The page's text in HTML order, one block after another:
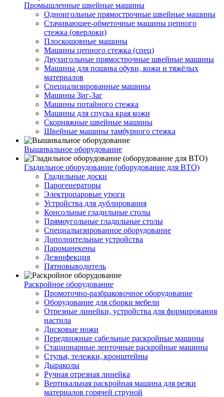
Промышленные швейные машины
Одноигольные прямострочные швейные машины
Стачивающее-обметочные машины цепного
стежка (оверлоки)
Плоскошовные машины
Машины цепного стежка (спец)
Двухигольные прямострочные швейные машины
Машины для пошива обуви, кожи и тяжёлых
материалов
Специализированные машины
Машины Зиг-Заг
Машины потайного стежка
Машины для спуска края кожи
Скорняжные швейные машины
Швейные машины тамбурного стежка
Вышивальное оборудование
Гладильное оборудование (оборудование для ВТО)
Гладильные доски
Парогенераторы
Электропаровые утюги
Устройства для дублирования
Консольные гладильные столы
Прямоугольные гладильные столы
Специальизированное оборудование
Дополнительные устройства
Пароманекены
Дезинфекция
Пятновыводитель
Раскройное оборудование
Промоточно-разбраковочное оборудование
Оборудование для сборки мебели
Отрезные линейки, устройства для формирования
настила
Дисковые ножи
Передвижные сабельные раскройные машины
Стационарные ленточные раскройные машины
Стулья, тележки, кронштейны
Дыраколы
Ручная отрезная линейка
Вертикальная раскройная машина для резки
материалов горячей струной